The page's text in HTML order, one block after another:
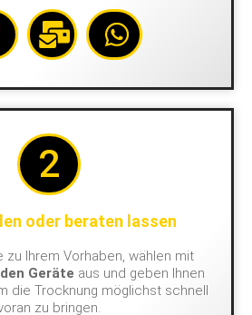
2
oder beraten lassen
zu Ihrem Vorhaben, wählen mit
Geräte aus und geben Ihnen
die Trocknung möglichst schnell
zu bringen.